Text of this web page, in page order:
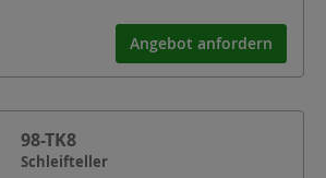
Angebot anfordern
98-TK8
Schleifteller